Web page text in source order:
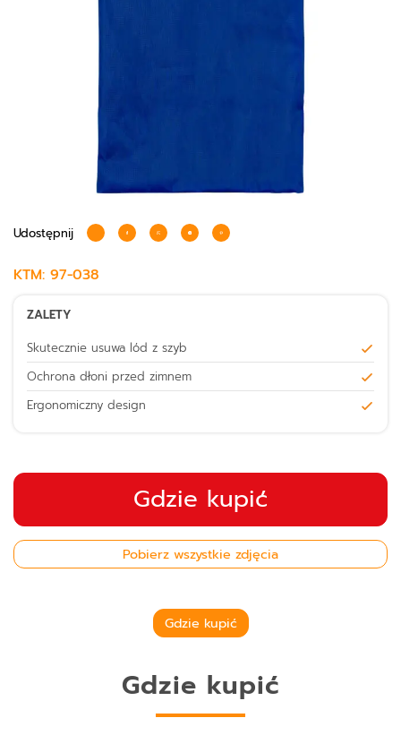
Udostępnij
KTM: 97-038
ZALETY
Skutecznie usuwa lód z szyb
Ochrona dłoni przed zimnem
Ergonomiczny design
Gdzie kupić
Pobierz wszystkie zdjęcia
Gdzie kupić
Gdzie kupić